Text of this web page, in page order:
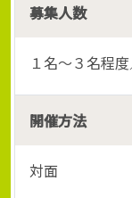
募集人数
１名～３名程
開催方法
対面